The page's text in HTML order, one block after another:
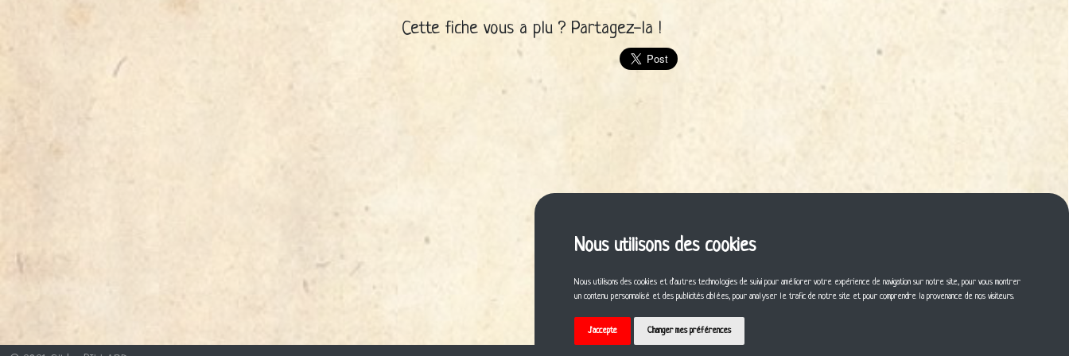
Nous utilisons des cookies
Nous utilisons des cookies et d'autres technologies de suivi pour améliorer votre expérience de navigation sur notre site, pour vous montrer
un contenu personnalisé et des publicités ciblées, pour analyser le trafic de notre site et pour comprendre la provenance de nos visiteurs.
J'accepte Changer mes préférences
Cette fiche vous a plu ? Partagez-la !